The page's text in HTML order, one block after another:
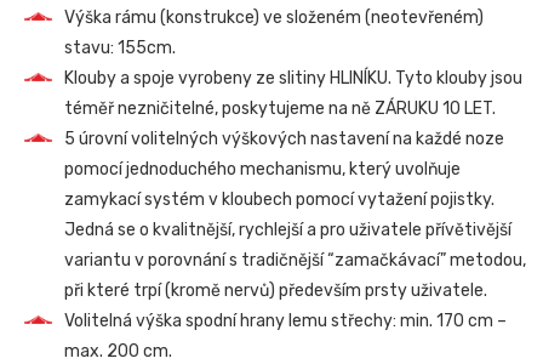
Výška rámu (konstrukce) ve složeném (neotevřeném)
stavu: 155cm.
Klouby a spoje vyrobeny ze slitiny HLINÍKU. Tyto klouby jsou
téměř nezničitelné, poskytujeme na ně ZÁRUKU 10 LET.
5 úrovní volitelných výškových nastavení na každé noze
pomocí jednoduchého mechanismu, který uvolňuje
zamykací systém v kloubech pomocí vytažení pojistky.
Jedná se o kvalitnější, rychlejší a pro uživatele přívětivější
variantu v porovnání s tradičnější “zamačkávací” metodou,
při které trpí (kromě nervů) především prsty uživatele.
Volitelná výška spodní hrany lemu střechy: min. 170 cm –
max. 200 cm.